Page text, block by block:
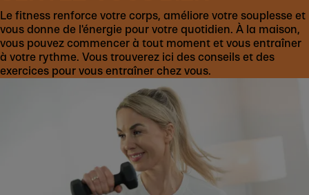
Le fitness renforce votre corps, améliore votre souplesse et
vous donne de l'énergie pour votre quotidien. À la maison,
vous pouvez commencer à tout moment et vous entraîner
à votre rythme. Vous trouverez ici des conseils et des
exercices pour vous entraîner chez vous.